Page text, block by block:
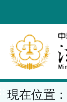
到
要
內
容
區
現在位置：